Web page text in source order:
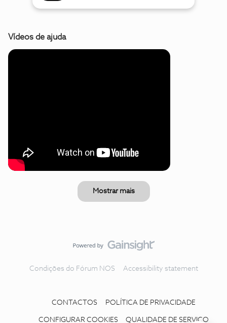
Vídeos de ajuda
Mostrar mais
Condições do Fórum NOS Accessibility statement
CONTACTOS POLÍTICA DE PRIVACIDADE
CONFIGURAR COOKIES QUALIDADE DE SERVIÇO